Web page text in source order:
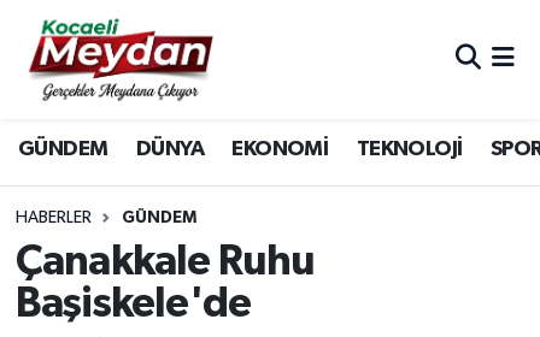
GÜNDEM DÜNYA EKONOMİ TEKNOLOJİ
HABERLER GÜNDEM
Çanakkale Ruhu
Başiskele'de
Nöbetçi Eczaneler
Hava Durumu
Trafik Durumu
Süper Lig Puan Durumu ve Fikstür